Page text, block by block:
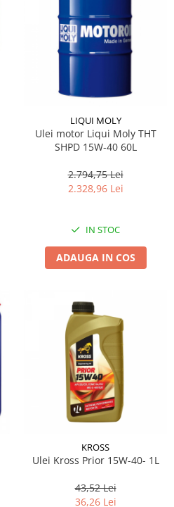
LIQUI MOLY
Ulei motor Liqui Moly THT
SHPD 15W-40 60L
2.794,75 Lei
2.328,96 Lei
IN STOC
ADAUGA IN COS
KROSS
Ulei Kross Prior 15W-40- 1L
43,52 Lei
36,26 Lei